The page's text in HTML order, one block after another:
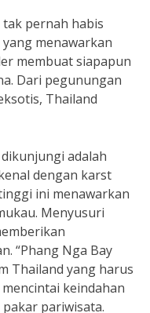
tak pernah habis
menawarkan
membuat siapapun
Dari pegunungan
Thailand
adalah
dengan karst
ini menawarkan
Menyusuri
“Phang Nga Bay
Thailand yang harus
keindahan
pakar pariwisata.